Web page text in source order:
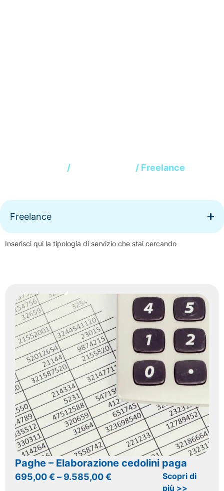
/ / Freelance
Freelance
Inserisci qui la tipologia di servizio che stai cercando
Paghe – Elaborazione cedolini paga
695,00€– 9.585,00€
Scopri di
più >>